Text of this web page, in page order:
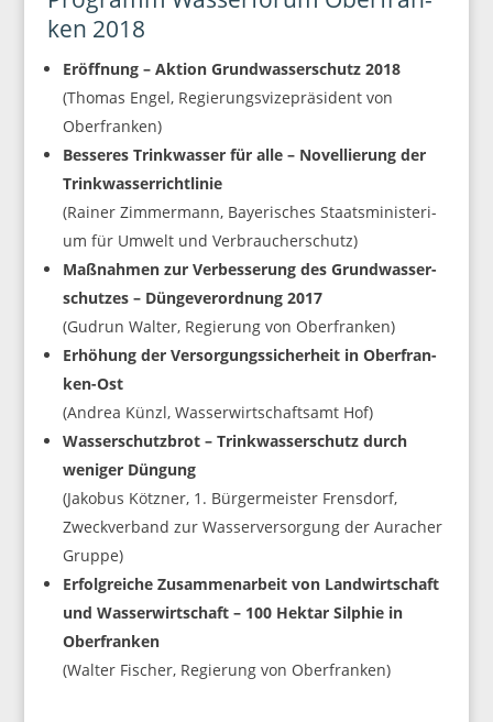
ken 2018
Eröff­nung – Akti­on Grund­was­ser­schutz 2018
(Tho­mas Engel, Regie­rungs­vi­ze­prä­si­dent von
Oberfranken)
Bes­se­res Trink­was­ser für alle – Novel­lie­rung der
Trink­was­ser­richt­li­nie
(Rai­ner Zim­mer­mann, Baye­ri­sches Staats­mi­nis­te­ri­
um für Umwelt und Verbraucherschutz)
Maß­nah­men zur Ver­bes­se­rung des Grund­was­ser­
schut­zes – Dün­ge­ver­ord­nung 2017
(Gud­run Wal­ter, Regie­rung von Oberfranken)
Erhö­hung der Ver­sor­gungs­si­cher­heit in Ober­fran­
ken-Ost
(Andrea Künzl, Was­ser­wirt­schafts­amt Hof)
Was­ser­schutz­brot – Trink­was­ser­schutz durch
weni­ger Dün­gung
(Jako­bus Kötz­ner, 1. Bür­ger­meis­ter Frens­dorf,
Zweck­ver­band zur Was­ser­ver­sor­gung der Aura­cher
Gruppe)
Erfolg­rei­che Zusam­men­ar­beit von Land­wirt­schaft
und Was­ser­wirt­schaft – 100 Hekt­ar Sil­phie in
Ober­fran­ken
(Wal­ter Fischer, Regie­rung von Oberfranken)